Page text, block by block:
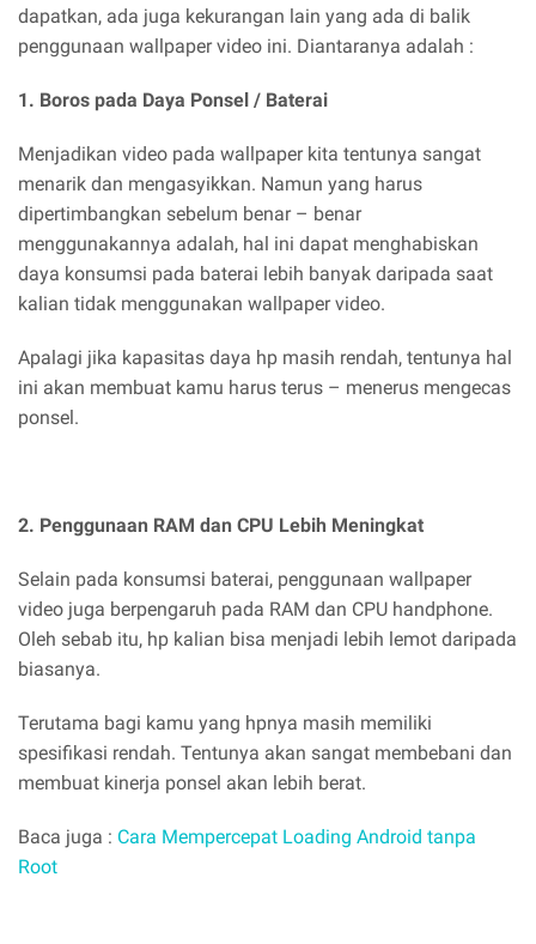
dapatkan, ada juga kekurangan lain yang ada di balik
penggunaan wallpaper video ini. Diantaranya adalah :
1. Boros pada Daya Ponsel / Baterai
Menjadikan video pada wallpaper kita tentunya sangat
menarik dan mengasyikkan. Namun yang harus
dipertimbangkan sebelum benar – benar
menggunakannya adalah, hal ini dapat menghabiskan
daya konsumsi pada baterai lebih banyak daripada saat
kalian tidak menggunakan wallpaper video.
Apalagi jika kapasitas daya hp masih rendah, tentunya hal
ini akan membuat kamu harus terus – menerus mengecas
ponsel.
2. Penggunaan RAM dan CPU Lebih Meningkat
Selain pada konsumsi baterai, penggunaan wallpaper
video juga berpengaruh pada RAM dan CPU handphone.
Oleh sebab itu, hp kalian bisa menjadi lebih lemot daripada
biasanya.
Terutama bagi kamu yang hpnya masih memiliki
spesifikasi rendah. Tentunya akan sangat membebani dan
membuat kinerja ponsel akan lebih berat.
Baca juga : Cara Mempercepat Loading Android tanpa
Root